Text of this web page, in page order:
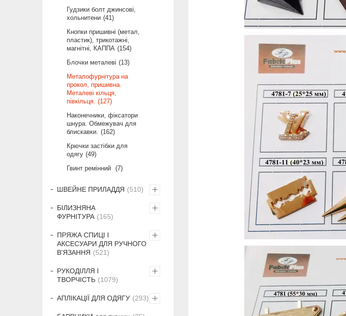
Гудзики болт джинсові,
хольнитени 41
Кнопки пришивні (метал,
пластик), трикотажні,
магнітні, КАППА
154
Блочки металеві
13
Металофурнітура на
прокол, пришивна.
Металеві кільця,
півкільця.
127
Наконечники, фіксатори
шнура. Обмежувач для
блискавки.
162
Крючки застібки для
одягу 49
Гвинт ремінний
7
ШВЕЙНЕ ПРИЛАДДЯ 510
БІЛИЗНЯНА
ФУРНІТУРА
165
ПРЯЖА СПИЦІ І
АКСЕСУАРИ ДЛЯ РУЧНОГО
В'ЯЗАННЯ
521
РУКОДІЛЛЯ І
ТВОРЧІСТЬ
1079
АПЛІКАЦІЇ ДЛЯ ОДЯГУ 293